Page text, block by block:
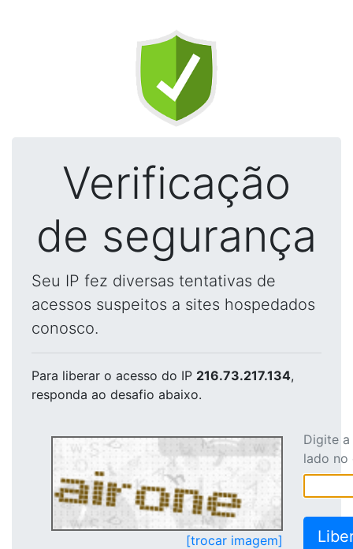
Verificação
de segurança
Seu IP fez diversas tentativas de
acessos suspeitos a sites hospedados
conosco.
Para liberar o acesso do IP 216.73.217.134,
responda ao desafio abaixo.
[trocar imagem]
Digite
lado no